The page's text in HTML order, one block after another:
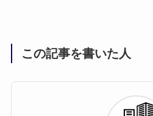
この記事を書いた人